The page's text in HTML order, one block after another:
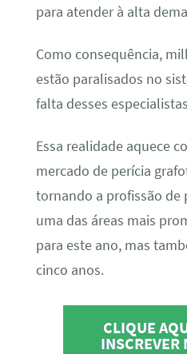
para atender à alta
Como consequência,
estão paralisados no
falta desses
Essa realidade aquece
mercado de perícia
tornando a profissão de
uma das áreas mais
para este ano, mas
cinco anos.
CLIQUE
INSCREVER